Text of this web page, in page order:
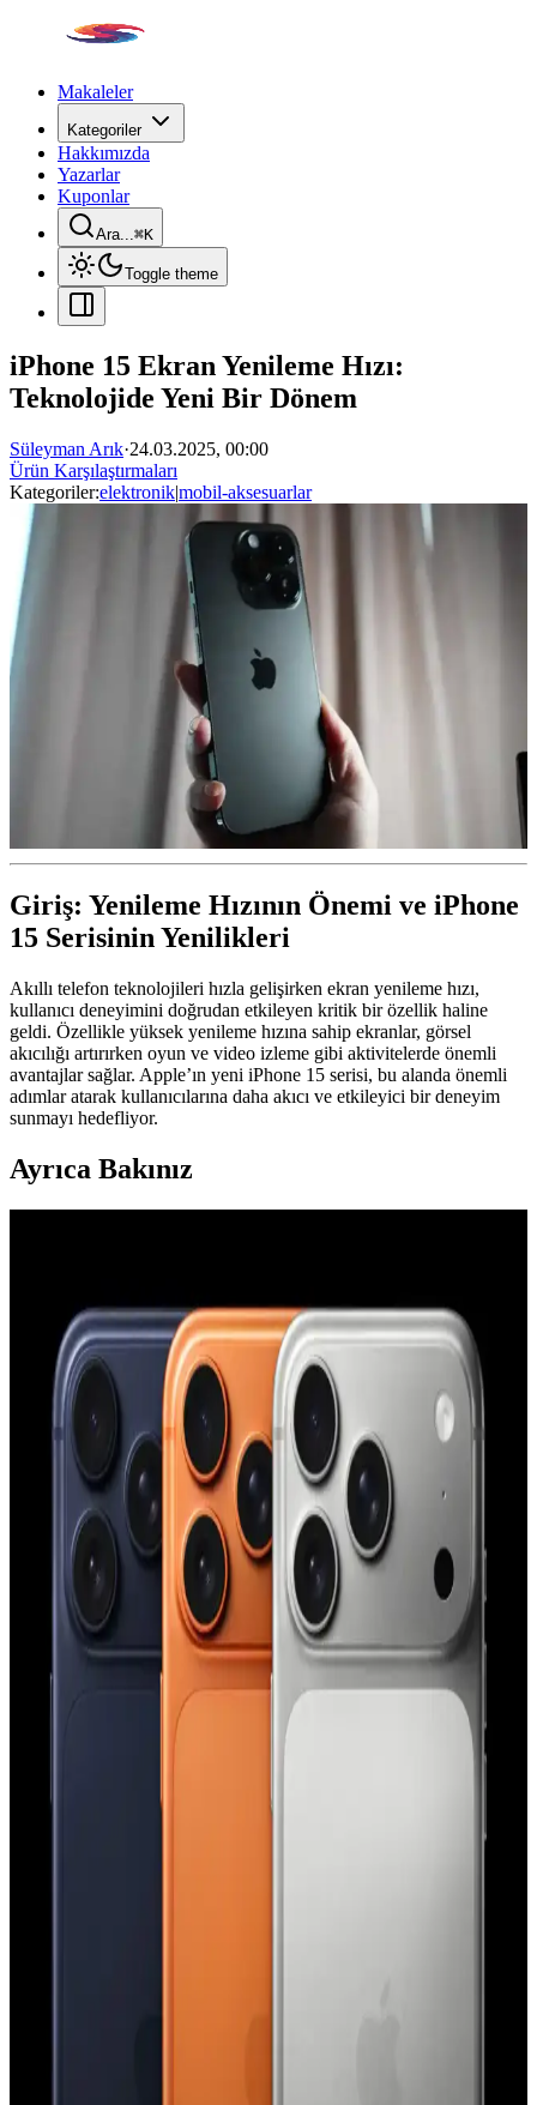
Makaleler
Kategoriler
Hakkımızda
Yazarlar
Kuponlar
Ara...⌘K
Toggle theme
iPhone 15 Ekran Yenileme Hızı:
Teknolojide Yeni Bir Dönem
Süleyman Arık·24.03.2025, 00:00
Ürün Karşılaştırmaları
Kategoriler:elektronik|mobil-aksesuarlar
Giriş: Yenileme Hızının Önemi ve iPhone
15 Serisinin Yenilikleri
Akıllı telefon teknolojileri hızla gelişirken ekran yenileme hızı,
kullanıcı deneyimini doğrudan etkileyen kritik bir özellik haline
geldi. Özellikle yüksek yenileme hızına sahip ekranlar, görsel
akıcılığı artırırken oyun ve video izleme gibi aktivitelerde önemli
avantajlar sağlar. Apple’ın yeni iPhone 15 serisi, bu alanda önemli
adımlar atarak kullanıcılarına daha akıcı ve etkileyici bir deneyim
sunmayı hedefliyor.
Ayrıca Bakınız
YoungKit iPhone 14 Pro Max kılıfı, dayanıklı malzeme ve şeffaf
tasarımıyla üstün koruma sağlar, estetik ve fonksiyonelliği bir arada
sunar, çevre dostudur ve manyetik şarj uyumludur.
Apple iPhone 11 Pro Max için şık ve dayanıklı TPU
malzemeden koruyucu kılıf
Şeffaf ve renkli tasarımıyla dikkat çeken Case 4U Omega Kapak,
dayanıklı TPU malzemeden üretilmiş olup, telefonunuzu estetik ve
fonksiyonellik açısından üstün seviyede korur.
iPhone Saat Uygulamasında Tıklama ve Süpürme
Hareketlerinin Güç Modlarına Göre Değişimi
iPhone saat uygulamasında saat ibrelerinin hareketi, düşük güç
modu aktifken tıklama, normal modda süpürme şeklinde gerçekleşir.
Bu değişim ekran yenileme hızı ve pil tasarrufu ile ilişkilidir.
Apple'ın Experience Etkinliği: M5 İşlemcili
MacBook, iPhone 17E ve Yeni Kontrol Teknolojileri
Apple'ın Experience etkinliği, M5 işlemcili yeni MacBook
arayüzler gibi yenilikleri tanıtacak. Etkinlik, Apple teknolojilerinde